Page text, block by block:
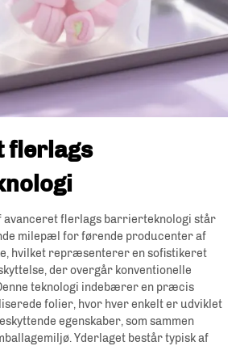
flerlags
avanceret flerlags barrierteknologi står
milepæl for førende producenter af
hvilket repræsenterer en sofistikeret
der overgår konventionelle
teknologi indebærer en præcis
folier, hvor hver enkelt er udviklet
egenskaber, som sammen
Yderlaget består typisk af